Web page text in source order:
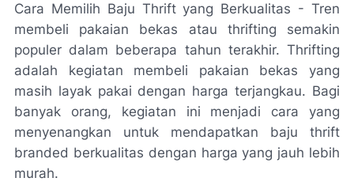
Cara Memilih Baju Thrift yang Berkualitas - Tren
membeli pakaian bekas atau thrifting semakin
populer dalam beberapa tahun terakhir. Thrifting
adalah kegiatan membeli pakaian bekas yang
masih layak pakai dengan harga terjangkau. Bagi
banyak orang, kegiatan ini menjadi cara yang
menyenangkan untuk mendapatkan baju thrift
branded berkualitas dengan harga yang jauh lebih
murah.